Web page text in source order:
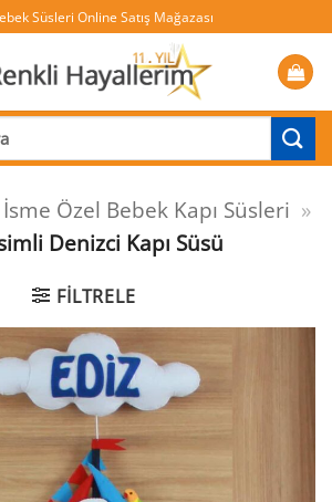
Süsleri Online Satış Mağazası
İsme Özel Bebek Kapı Süsleri »
Denizci Kapı Süsü
FILTRELE